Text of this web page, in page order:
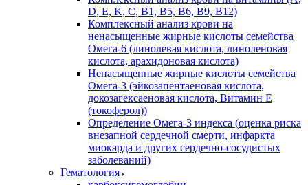
D, E, K, C, B1, B5, B6, В9, B12)
Комплексный анализ крови на
ненасыщенные жирные кислоты семейства
Омега-6 (линолевая кислота, линоленовая
кислота, арахидоновая кислота)
Ненасыщенные жирные кислоты семейства
Омега-3 (эйкозапентаеновая кислота,
докозагексаеновая кислота, Витамин E
(токоферол))
Определение Омега-3 индекса (оценка риска
внезапной сердечной смерти, инфаркта
миокарда и других сердечно-сосудистых
заболеваний)
Гематология